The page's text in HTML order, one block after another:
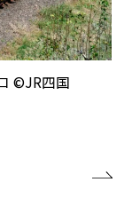
©️JR四国